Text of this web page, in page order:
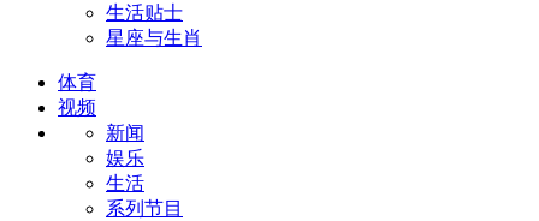
生活贴士
星座与生肖
体育
视频
新闻
娱乐
生活
系列节目